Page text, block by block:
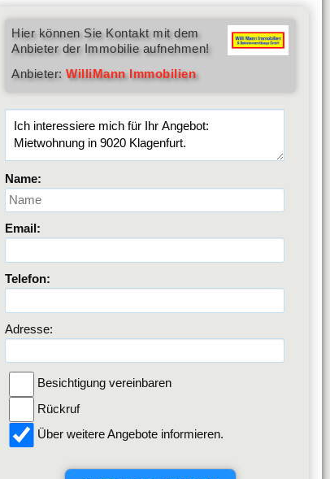
Hier können Sie Kontakt mit dem
Anbieter der Immobilie aufnehmen!
Anbieter:WilliMann Immobilien
Name:
Email:
Telefon:
Adresse:
Besichtigung vereinbaren
Rückruf
Über weitere Angebote informieren.